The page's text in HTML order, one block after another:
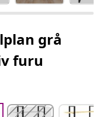
grå
furu